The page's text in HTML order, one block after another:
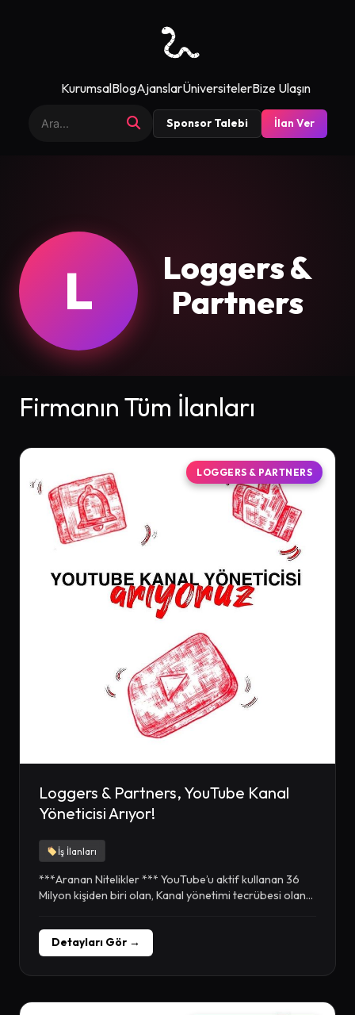
KurumsalBlogAjanslarÜniversitelerBize Ulaşın
Sponsor Talebi İlan Ver
L
Loggers &
Partners
Firmanın Tüm İlanları
LOGGERS & PARTNERS
Loggers & Partners, YouTube Kanal
Yöneticisi Arıyor!
İş İlanları
***Aranan Nitelikler *** YouTube’u aktif kullanan 36
Milyon kişiden biri olan, Kanal yönetimi tecrübesi olan...
Detayları Gör →